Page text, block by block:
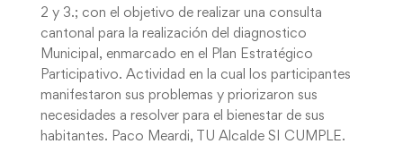
2 y 3.; con el objetivo de realizar una consulta
cantonal para la realización del diagnostico
Municipal, enmarcado en el Plan Estratégico
Participativo. Actividad en la cual los participantes
manifestaron sus problemas y priorizaron sus
necesidades a resolver para el bienestar de sus
habitantes. Paco Meardi, TU Alcalde SI CUMPLE.